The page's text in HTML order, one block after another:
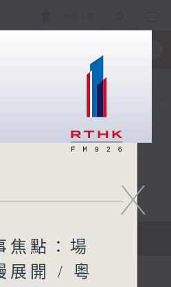
全城一起喝采
X
焦點：場
展開 / 粵